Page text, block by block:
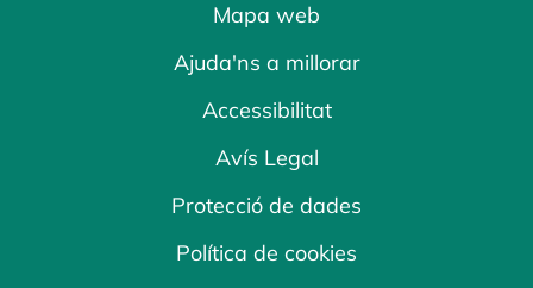
Mapa web
Ajuda'ns a millorar
Accessibilitat
Avís Legal
Protecció de dades
Política de cookies